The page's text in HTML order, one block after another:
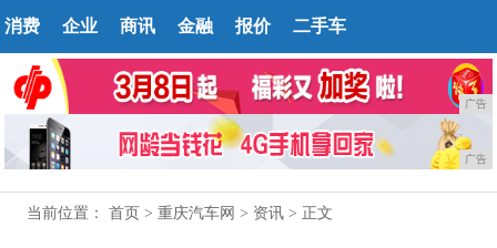
消费 企业 商讯 金融 报价 二手车
广告
广告
当前位置：首页 >重庆汽车网 > 资讯 > 正文